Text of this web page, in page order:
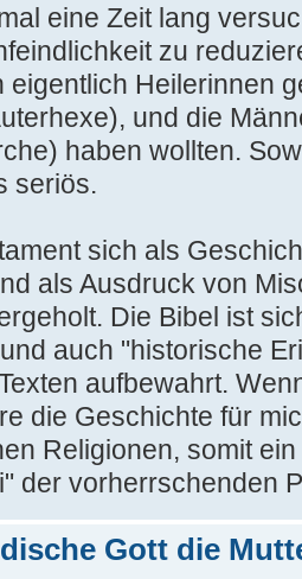
eine Zeit lang
zu
eigentlich Heilerinnen
und die
haben wollten.
seriös.
sich als
als Ausdruck von
Die Bibel ist
auch "historische
aufbewahrt.
die Geschichte für
Religionen, somit
der vorherrschenden
Gott die